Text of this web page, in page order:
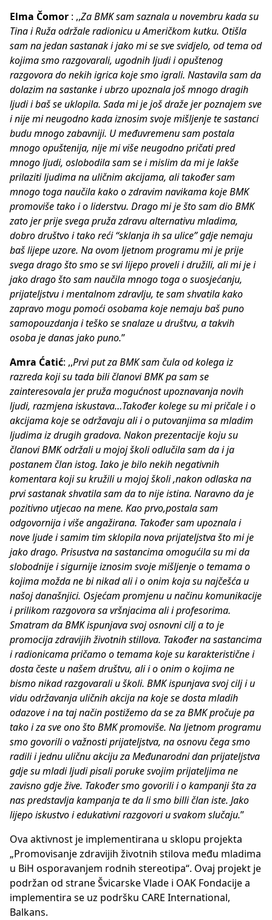
Elma Čomor : ,,Za BMK sam saznala u novembru kada su
Tina i Ruža održale radionicu u Američkom kutku. Otišla
sam na jedan sastanak i jako mi se sve svidjelo, od tema od
kojima smo razgovarali, ugodnih ljudi i opuštenog
razgovora do nekih igrica koje smo igrali. Nastavila sam da
dolazim na sastanke i ubrzo upoznala još mnogo dragih
ljudi i baš se uklopila. Sada mi je još draže jer poznajem sve
i nije mi neugodno kada iznosim svoje mišljenje te sastanci
budu mnogo zabavniji. U međuvremenu sam postala
mnogo opuštenija, nije mi više neugodno pričati pred
mnogo ljudi, oslobodila sam se i mislim da mi je lakše
prilaziti ljudima na uličnim akcijama, ali također sam
mnogo toga naučila kako o zdravim navikama koje BMK
promoviše tako i o liderstvu. Drago mi je što sam dio BMK
zato jer prije svega pruža zdravu alternativu mladima,
dobro društvo i tako reći “sklanja ih sa ulice” gdje nemaju
baš lijepe uzore. Na ovom ljetnom programu mi je prije
svega drago što smo se svi lijepo proveli i družili, ali mi je i
jako drago što sam naučila mnogo toga o suosjećanju,
prijateljstvu i mentalnom zdravlju, te sam shvatila kako
zapravo mogu pomoći osobama koje nemaju baš puno
samopouzdanja i teško se snalaze u društvu, a takvih
osoba je danas jako puno.”
Amra Ćatić: ,,Prvi put za BMK sam čula od kolega iz
razreda koji su tada bili članovi BMK pa sam se
zainteresovala jer pruža mogućnost upoznavanja novih
ljudi, razmjena iskustava…Također kolege su mi pričale i o
akcijama koje se održavaju ali i o putovanjima sa mladim
ljudima iz drugih gradova. Nakon prezentacije koju su
članovi BMK održali u mojoj školi odlučila sam da i ja
postanem član istog. Iako je bilo nekih negativnih
komentara koji su kružili u mojoj školi ,nakon odlaska na
prvi sastanak shvatila sam da to nije istina. Naravno da je
pozitivno utjecao na mene. Kao prvo,postala sam
odgovornija i više angažirana. Također sam upoznala i
nove ljude i samim tim sklopila nova prijateljstva što mi je
jako drago. Prisustva na sastancima omogućila su mi da
slobodnije i sigurnije iznosim svoje mišljenje o temama o
kojima možda ne bi nikad ali i o onim koja su najčešća u
našoj današnjici. Osjećam promjenu u načinu komunikacije
i prilikom razgovora sa vršnjacima ali i profesorima.
Smatram da BMK ispunjava svoj osnovni cilj a to je
promocija zdravijih životnih stillova. Također na sastancima
i radionicama pričamo o temama koje su karakteristične i
dosta česte u našem društvu, ali i o onim o kojima ne
bismo nikad razgovarali u školi. BMK ispunjava svoj cilj i u
vidu održavanja uličnih akcija na koje se dosta mladih
odazove i na taj način postižemo da se za BMK pročuje pa
tako i za sve ono što BMK promoviše. Na ljetnom programu
smo govorili o važnosti prijateljstva, na osnovu čega smo
radili i jednu uličnu akciju za Međunarodni dan prijateljstva
gdje su mladi ljudi pisali poruke svojim prijateljima ne
zavisno gdje žive. Također smo govorili i o kampanji šta za
nas predstavlja kampanja te da li smo billi član iste. Jako
lijepo iskustvo i edukativni razgovori u svakom slučaju.”
Ova aktivnost je implementirana u sklopu projekta
„Promovisanje zdravijih životnih stilova među mladima
u BiH osporavanjem rodnih stereotipa“. Ovaj projekt je
podržan od strane Švicarske Vlade i OAK Fondacije a
implementira se uz podršku CARE International,
Balkans.